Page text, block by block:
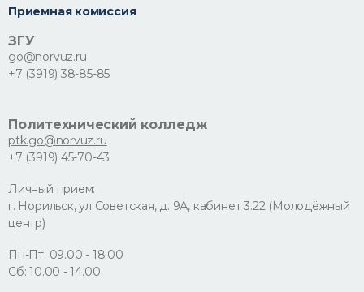
Приемная комиссия
ЗГУ
go@norvuz.ru
+7 (3919) 38-85-85
Политехнический колледж
ptk.go@norvuz.ru
+7 (3919) 45-70-43
Личный прием:
г. Норильск, ул Советская, д. 9А, кабинет 3.22 (Молодёжный
центр)
Пн-Пт: 09.00 - 18.00
Сб: 10.00 - 14.00